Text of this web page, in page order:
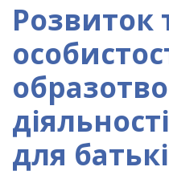
Розвиток
для